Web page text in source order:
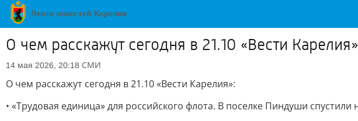
О чем расскажут сегодня в 21.10 «Вести
14 мая 2026, 20:18 СМИ
О чем расскажут сегодня в 21.10 «Вести Карелия»:
• «Трудовая единица» для российского флота. В поселке Пиндуши